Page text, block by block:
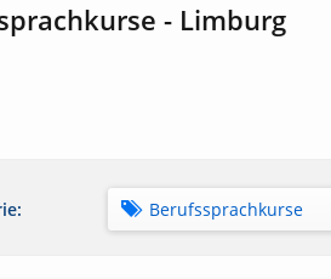
- Limburg
Berufssprachkurse